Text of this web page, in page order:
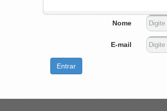
Nome
E-mail
Entrar